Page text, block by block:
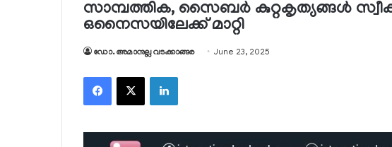
സാമ്പത്തിക, സൈബര്‍ കുറ്റകൃത്യങ്ങള്‍
ഒനൈസയിലേക്ക് മാറ്റി
ഡോ. അമാനുല്ല വടക്കാങ്ങര June 23, 2025
Facebook
X LinkedIn